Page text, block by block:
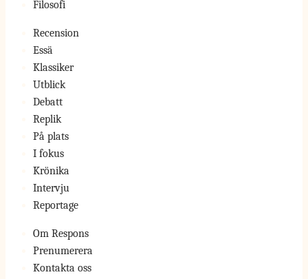
Filosofi
Recension
Essä
Klassiker
Utblick
Debatt
Replik
På plats
I fokus
Krönika
Intervju
Reportage
Om Respons
Prenumerera
Kontakta oss